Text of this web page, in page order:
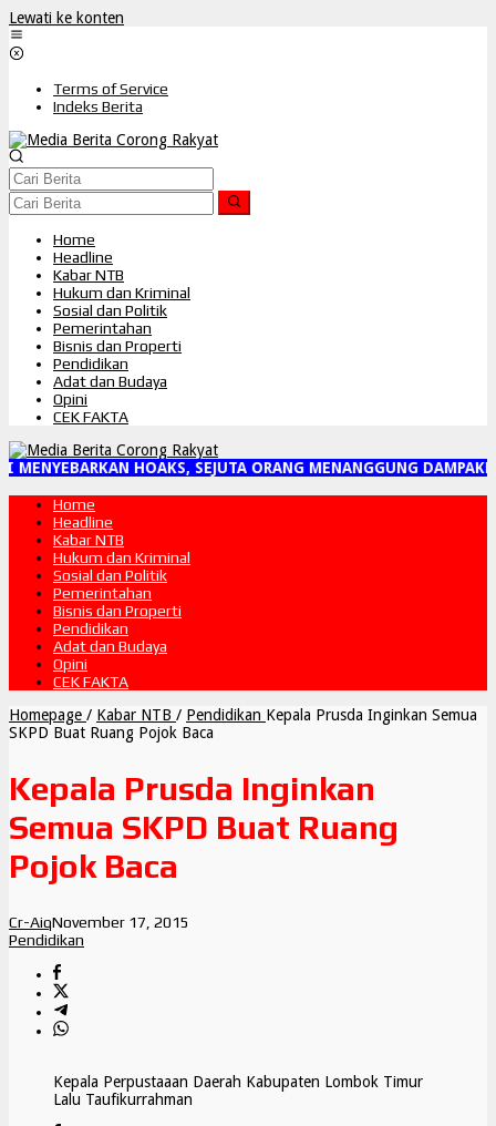
Lewati ke konten
Terms of Service
Indeks Berita
Home
Headline
Kabar NTB
Hukum dan Kriminal
Sosial dan Politik
Pemerintahan
Bisnis dan Properti
Pendidikan
Adat dan Budaya
Opini
CEK FAKTA
MENYEBARKAN HOAKS, SEJUTA ORANG MENANGGUNG
Home
Headline
Kabar NTB
Hukum dan Kriminal
Sosial dan Politik
Pemerintahan
Bisnis dan Properti
Pendidikan
Adat dan Budaya
Opini
CEK FAKTA
Homepage / Kabar NTB / Pendidikan Kepala Prusda Inginkan Semua
SKPD Buat Ruang Pojok Baca
Kepala Prusda Inginkan
Semua SKPD Buat Ruang
Pojok Baca
Cr-AiqNovember 17, 2015
Pendidikan
Kepala Perpustaaan Daerah Kabupaten Lombok Timur
Lalu Taufikurrahman